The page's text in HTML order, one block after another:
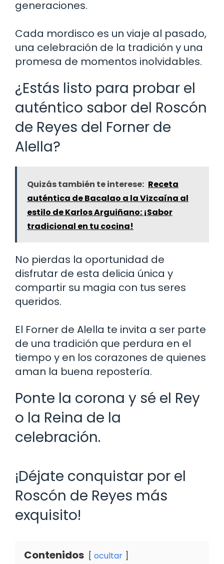
generaciones.
Cada mordisco es un viaje al pasado,
una celebración de la tradición y una
promesa de momentos inolvidables.
¿Estás listo para probar el
auténtico sabor del Roscón
de Reyes del Forner de
Alella?
Quizás también te interese: Receta
auténtica de Bacalao a la Vizcaína al
estilo de Karlos Arguiñano: ¡Sabor
tradicional en tu cocina!
No pierdas la oportunidad de
disfrutar de esta delicia única y
compartir su magia con tus seres
queridos.
El Forner de Alella te invita a ser parte
de una tradición que perdura en el
tiempo y en los corazones de quienes
aman la buena repostería.
Ponte la corona y sé el Rey
o la Reina de la
celebración.
¡Déjate conquistar por el
Roscón de Reyes más
exquisito!
Contenidos ocultar